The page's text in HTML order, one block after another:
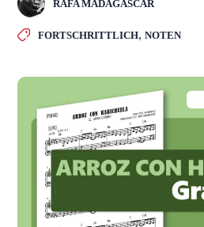
RAFA MADAGASCAR
FORTSCHRITTLICH,NOTEN